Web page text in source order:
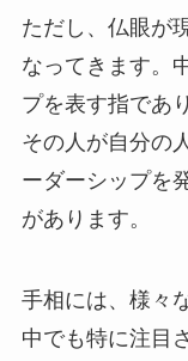
ただし、仏眼が
なってきます。
プを表す指であ
その人が自分の
ーダーシップを
があります。
手相には、様々
中でも特に注目